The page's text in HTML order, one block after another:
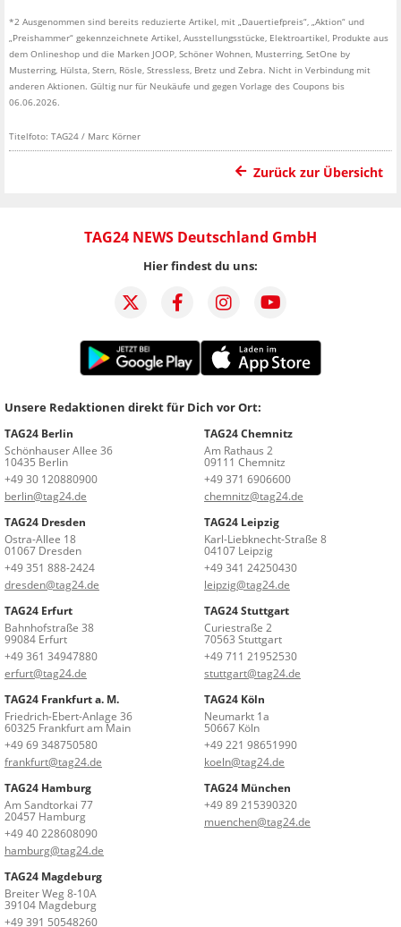
*2 Ausgenommen sind bereits reduzierte Artikel, mit „Dauertiefpreis“, „Aktion“ und
„Preishammer“ gekennzeichnete Artikel, Ausstellungsstücke, Elektroartikel, Produkte aus
dem Onlineshop und die Marken JOOP, Schöner Wohnen, Musterring, SetOne by
Musterring, Hülsta, Stern, Rösle, Stressless, Bretz und Zebra. Nicht in Verbindung mit
anderen Aktionen. Gültig nur für Neukäufe und gegen Vorlage des Coupons bis
06.06.2026.
Titelfoto: TAG24 / Marc Körner
Zurück zur Übersicht
TAG24 NEWS Deutschland GmbH
Hier findest du uns:
Unsere Redaktionen direkt für Dich vor Ort:
TAG24 Berlin
Schönhauser Allee 36
10435 Berlin
+49 30 120880900
berlin@tag24.de
TAG24 Chemnitz
Am Rathaus 2
09111 Chemnitz
+49 371 6906600
chemnitz@tag24.de
TAG24 Dresden
Ostra-Allee 18
01067 Dresden
+49 351 888-2424
dresden@tag24.de
TAG24 Leipzig
Karl-Liebknecht-Straße 8
04107 Leipzig
+49 341 24250430
leipzig@tag24.de
TAG24 Erfurt
Bahnhofstraße 38
99084 Erfurt
+49 361 34947880
erfurt@tag24.de
TAG24 Stuttgart
Curiestraße 2
70563 Stuttgart
+49 711 21952530
stuttgart@tag24.de
TAG24 Frankfurt a. M.
Friedrich-Ebert-Anlage 36
60325 Frankfurt am Main
+49 69 348750580
frankfurt@tag24.de
TAG24 Köln
Neumarkt 1a
50667 Köln
+49 221 98651990
koeln@tag24.de
TAG24 Hamburg
Am Sandtorkai 77
20457 Hamburg
+49 40 228608090
hamburg@tag24.de
TAG24 München
+49 89 215390320
muenchen@tag24.de
TAG24 Magdeburg
Breiter Weg 8-10A
39104 Magdeburg
+49 391 50548260